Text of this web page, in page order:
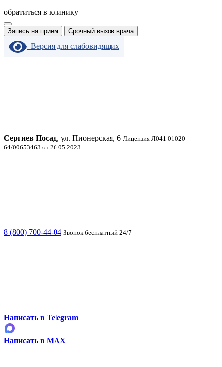
обратиться в клинику
Запись на прием Срочный вызов врача
Версия для слабовидящих
Сергиев Посад, ул. Пионерская, 6 Лицензия Л041-01020-
64/00653463 от 26.05.2023
8 (800) 700-44-04 Звонок бесплатный 24/7
Написать в Telegram
Написать в MAX